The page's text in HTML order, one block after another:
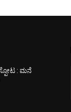
: ಮನೆ